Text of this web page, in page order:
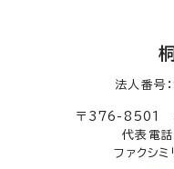
法人番
〒376-8501
代表電
ファクシ